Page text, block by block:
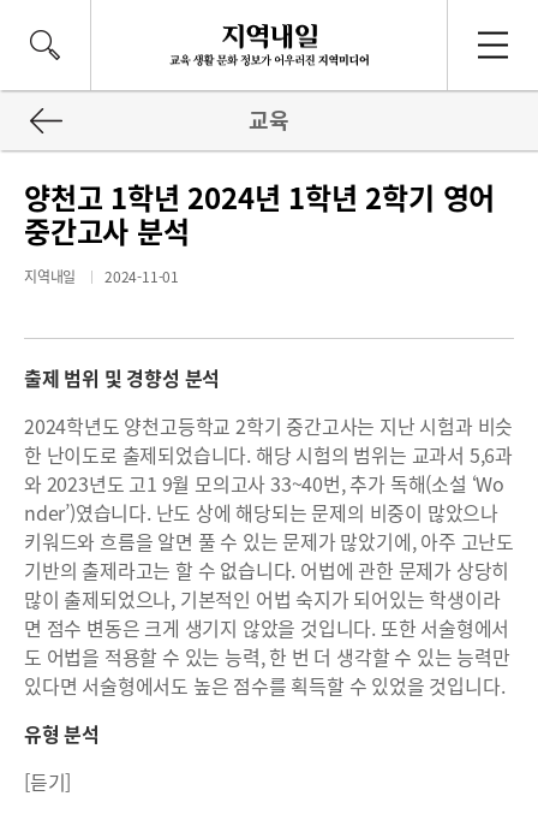
교육
양천고 1학년 2024년 1학년 2학기 영어
중간고사 분석
지역내일 2024-11-01
출제 범위 및 경향성 분석
2024학년도 양천고등학교 2학기 중간고사는 지난 시험과 비슷
한 난이도로 출제되었습니다. 해당 시험의 범위는 교과서 5,6과
와 2023년도 고1 9월 모의고사 33~40번, 추가 독해(소설 ‘Wo
nder’)였습니다. 난도 상에 해당되는 문제의 비중이 많았으나
키워드와 흐름을 알면 풀 수 있는 문제가 많았기에, 아주 고난도
기반의 출제라고는 할 수 없습니다. 어법에 관한 문제가 상당히
많이 출제되었으나, 기본적인 어법 숙지가 되어있는 학생이라
면 점수 변동은 크게 생기지 않았을 것입니다. 또한 서술형에서
도 어법을 적용할 수 있는 능력, 한 번 더 생각할 수 있는 능력만
있다면 서술형에서도 높은 점수를 획득할 수 있었을 것입니다.
유형 분석
[듣기]